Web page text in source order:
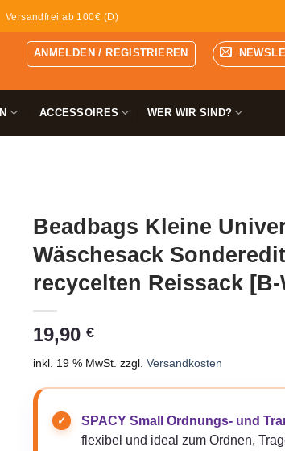
Versandfrei ab 100€ (D)
ANMELDEN / REGISTRIEREN
ACCESSOIRES WER WIR SIND?
Beadbags Kleine
Wäschesack
recycelten Reissack [B-
19,90 €
inkl. 19 % MwSt. zzgl. Versandkosten
SPACY Small Ordnungs- und
flexibel und ideal zum Ordnen,